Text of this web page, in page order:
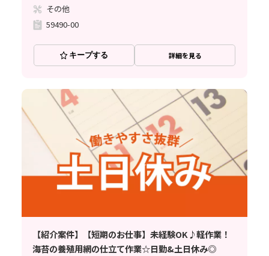
その他
59490-00
キープする 詳細を見る
【紹介案件】【短期のお仕事】未経験OK♪軽作業！
海苔の養殖用網の仕立て作業☆日勤&土日休み◎